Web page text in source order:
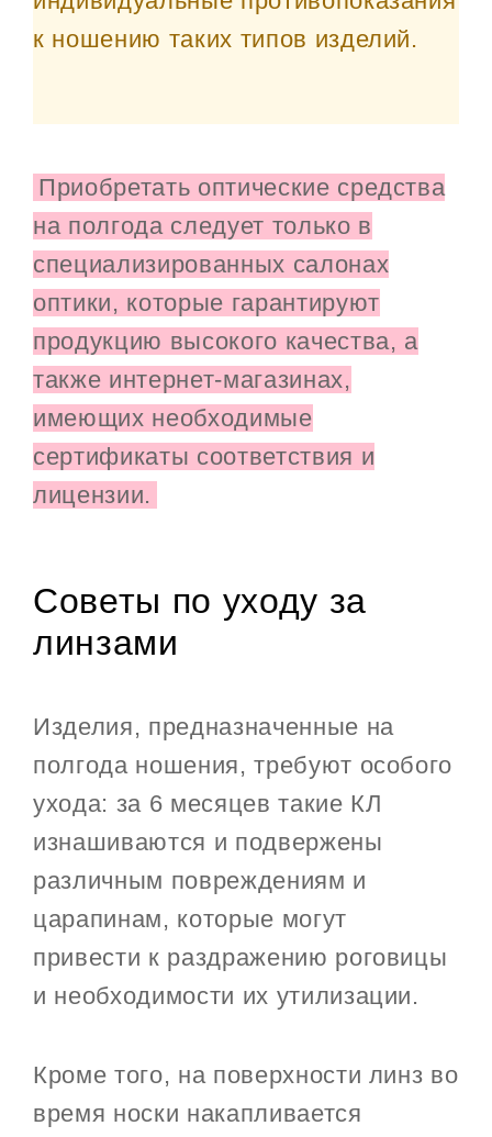
к ношению таких типов изделий.
Приобретать оптические средства
на полгода следует только в
специализированных салонах
оптики, которые гарантируют
продукцию высокого качества, а
также интернет-магазинах,
имеющих необходимые
сертификаты соответствия и
лицензии.
Советы по уходу за
линзами
Изделия, предназначенные на
полгода ношения, требуют особого
ухода: за 6 месяцев такие КЛ
изнашиваются и подвержены
различным повреждениям и
царапинам, которые могут
привести к раздражению роговицы
и необходимости их утилизации.
Кроме того, на поверхности линз во
время носки накапливается